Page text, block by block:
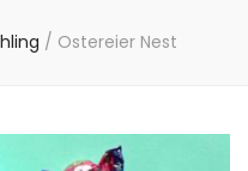
/ Ostereier Nest